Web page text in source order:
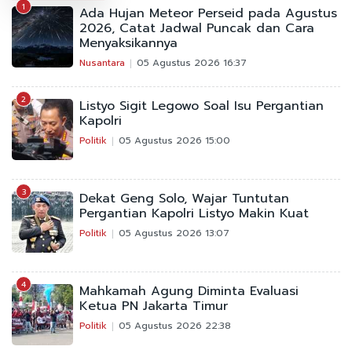
1 Ada Hujan Meteor Perseid pada Agustus
2026, Catat Jadwal Puncak dan Cara
Menyaksikannya
Nusantara 05 Agustus 2026 16:37
2 Listyo Sigit Legowo Soal Isu Pergantian
Kapolri
Politik 05 Agustus 2026 15:00
3 Dekat Geng Solo, Wajar Tuntutan
Pergantian Kapolri Listyo Makin Kuat
Politik 05 Agustus 2026 13:07
4 Mahkamah Agung Diminta Evaluasi
Ketua PN Jakarta Timur
Politik 05 Agustus 2026 22:38